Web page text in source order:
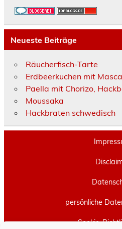
Neueste Beiträge
Räucherfisch-Tarte
Erdbeerkuchen mit
Paella mit Chorizo,
Moussaka
Hackbraten schwedisch
persönliche
Cookie-